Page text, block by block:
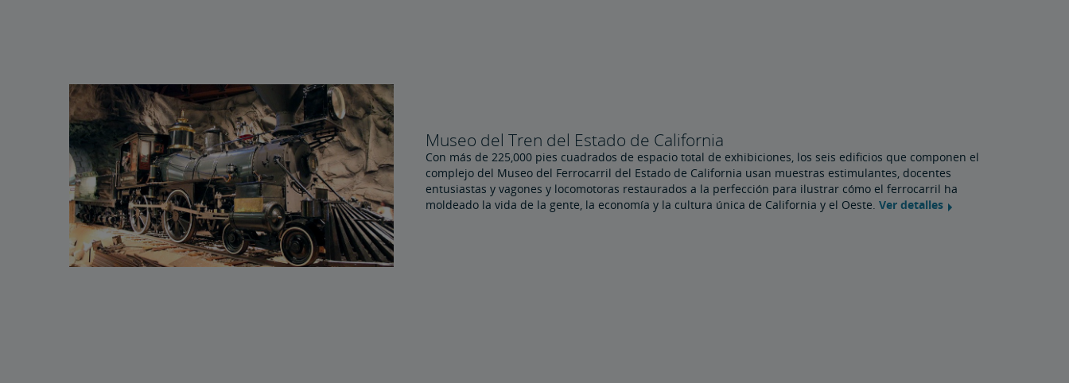
Museo del Tren del Estado de California
Con más de 225,000 pies cuadrados de espacio total de exhibiciones, los seis edificios que componen el
complejo del Museo del Ferrocarril del Estado de California usan muestras estimulantes, docentes
entusiastas y vagones y locomotoras restaurados a la perfección para ilustrar cómo el ferrocarril ha
moldeado la vida de la gente, la economía y la cultura única de California y el Oeste.Ver detalles